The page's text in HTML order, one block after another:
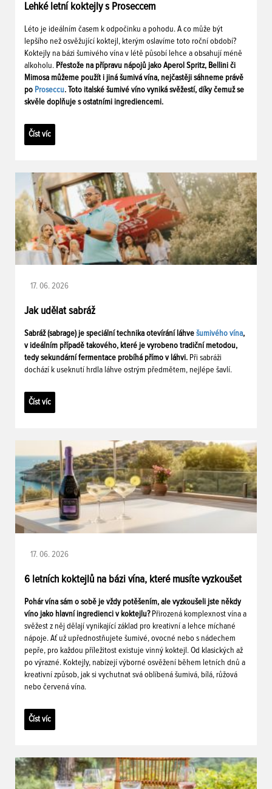
Lehké letní koktejly s Proseccem
Léto je ideálním časem k odpočinku a pohodu. A co může být
lepšího než osvěžující koktejl, kterým oslavíme toto roční období?
Koktejly na bázi šumivého vína v létě působí lehce a obsahují méně
alkoholu. Přestože na přípravu nápojů jako Aperol Spritz, Bellini či
Mimosa můžeme použít i jiná šumivá vína, nejčastěji sáhneme právě
po Proseccu. Toto italské šumivé víno vyniká svěžestí, díky čemuž se
skvěle doplňuje s ostatními ingrediencemi.
Číst víc
17. 06. 2026
Jak udělat sabráž
Sabráž (sabrage) je speciální technika otevírání láhve šumivého vína,
v ideálním případě takového, které je vyrobeno tradiční metodou,
tedy sekundární fermentace probíhá přímo v láhvi. Při sabráži
dochází k useknutí hrdla láhve ostrým předmětem, nejlépe šavlí.
Číst víc
17. 06. 2026
6 letních koktejlů na bázi vína, které musíte vyzkoušet
Pohár vína sám o sobě je vždy potěšením, ale vyzkoušeli jste někdy
víno jako hlavní ingredienci v koktejlu? Přirozená komplexnost vína a
svěžest z něj dělají vynikající základ pro kreativní a lehce míchané
nápoje. Ať už upřednostňujete šumivé, ovocné nebo s nádechem
pepře, pro každou příležitost existuje vinný koktejl. Od klasických až
po výrazné. Koktejly, nabízejí výborné osvěžení během letních dnů a
kreativní způsob, jak si vychutnat svá oblíbená šumivá, bílá, růžová
nebo červená vína.
Číst víc